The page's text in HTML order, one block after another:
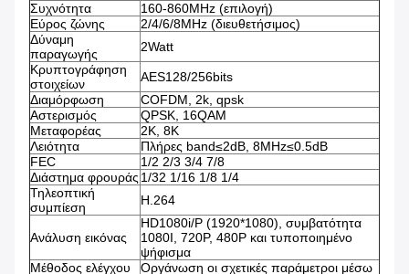
Συχνότητα
160-860MHz (επιλογή)
Εύρος ζώνης
2/4/6/8MHz (διευθετήσιμος)
Δύναμη
παραγωγής
2Watt
Κρυπτογράφηση
στοιχείων
AES128/256bits
Διαμόρφωση
COFDM, 2k, qpsk
Αστερισμός
QPSK, 16QAM
Μεταφορέας
2K, 8K
Λειότητα
Πλήρες band≤2dB, 8MHz≤0.5dB
FEC
1/2 2/3 3/4 7/8
Διάστημα φρουράς 1/32 1/16 1/8 1/4
Τηλεοπτική
συμπίεση
H.264
Ανάλυση εικόνας
HD1080i/P (1920*1080), συμβατότητα
1080I, 720P, 480P και τυποποιημένο
ψήφισμα
Μέθοδος ελέγχου
Οργάνωση οι σχετικές παράμετροι μέσω